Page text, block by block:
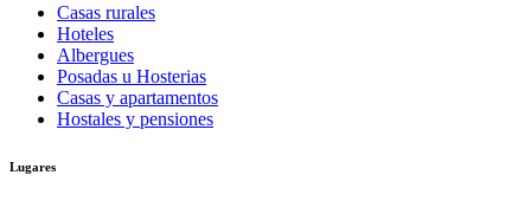
Casas rurales
Hoteles
Albergues
Posadas u Hosterias
Casas y apartamentos
Hostales y pensiones
Lugares